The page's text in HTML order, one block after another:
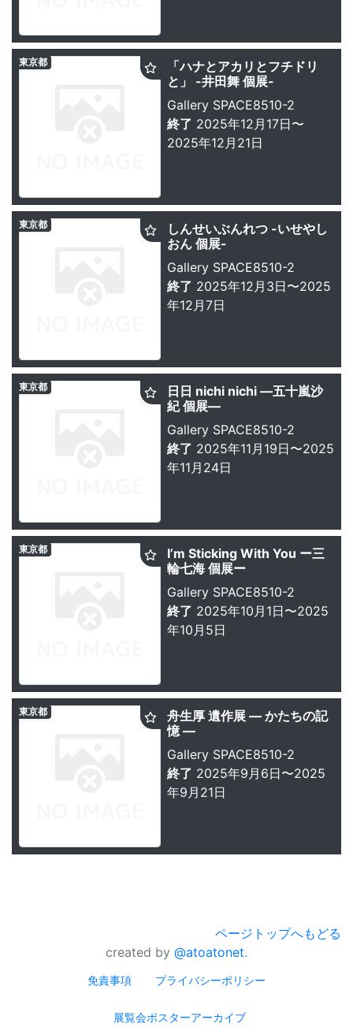
「ハナとアカリとフチドリ
と」 -井田舞 個展-
Gallery SPACE8510-2
終了 2025年12月17日〜
2025年12月21日
東京都
しんせいぶんれつ -いせやし
おん 個展-
Gallery SPACE8510-2
終了 2025年12月3日〜2025
年12月7日
東京都
日日 nichi nichi ―五十嵐沙
紀 個展―
Gallery SPACE8510-2
終了 2025年11月19日〜2025
年11月24日
東京都
I’m Sticking With You ー三
輪七海 個展ー
Gallery SPACE8510-2
終了 2025年10月1日〜2025
年10月5日
東京都
舟生厚 遺作展 ― かたちの記
憶 ―
Gallery SPACE8510-2
終了 2025年9月6日〜2025
年9月21日
東京都
ページトップへもどる
created by @atoatonet.
免責事項 プライバシーポリシー
展覧会ポスターアーカイブ